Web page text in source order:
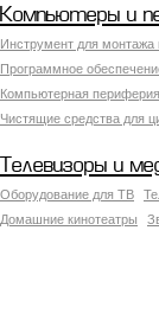
Компьютеры и
Инструмент для монтажа
Программное
Компьютерная периферия
Чистящие средства для
Телевизоры и
Оборудование для ТВ
Домашние кинотеатры